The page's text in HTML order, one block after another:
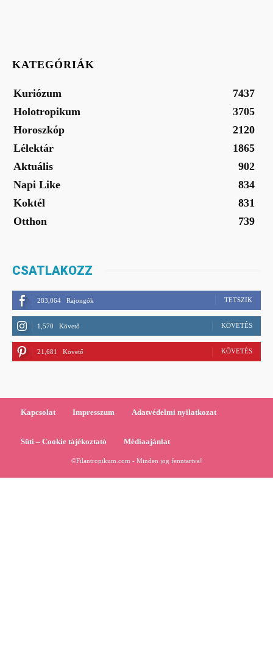
KATEGÓRIÁK
Kuriózum
7437
Holotropikum
3705
Horoszkóp
2120
Lélektár
1865
Aktuális
902
Napi Like
834
Koktél
831
Otthon
739
CSATLAKOZZ
283,064 Rajongók TETSZIK
1,570 Követő KÖVETÉS
21,681 Követő KÖVETÉS
Kapcsolat Impresszum Adatvédelmi nyilatkozat
Süti – Cookie tájékoztató Médiaajánlat
©Filantropikum.com - Minden jog fenntartva!